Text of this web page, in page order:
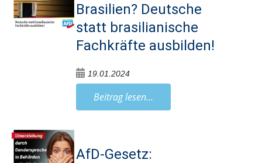
Brasilien? Deutsche
statt brasilianische
Fachkräfte ausbilden!
19.01.2024
Beitrag lesen...
AfD-Gesetz: